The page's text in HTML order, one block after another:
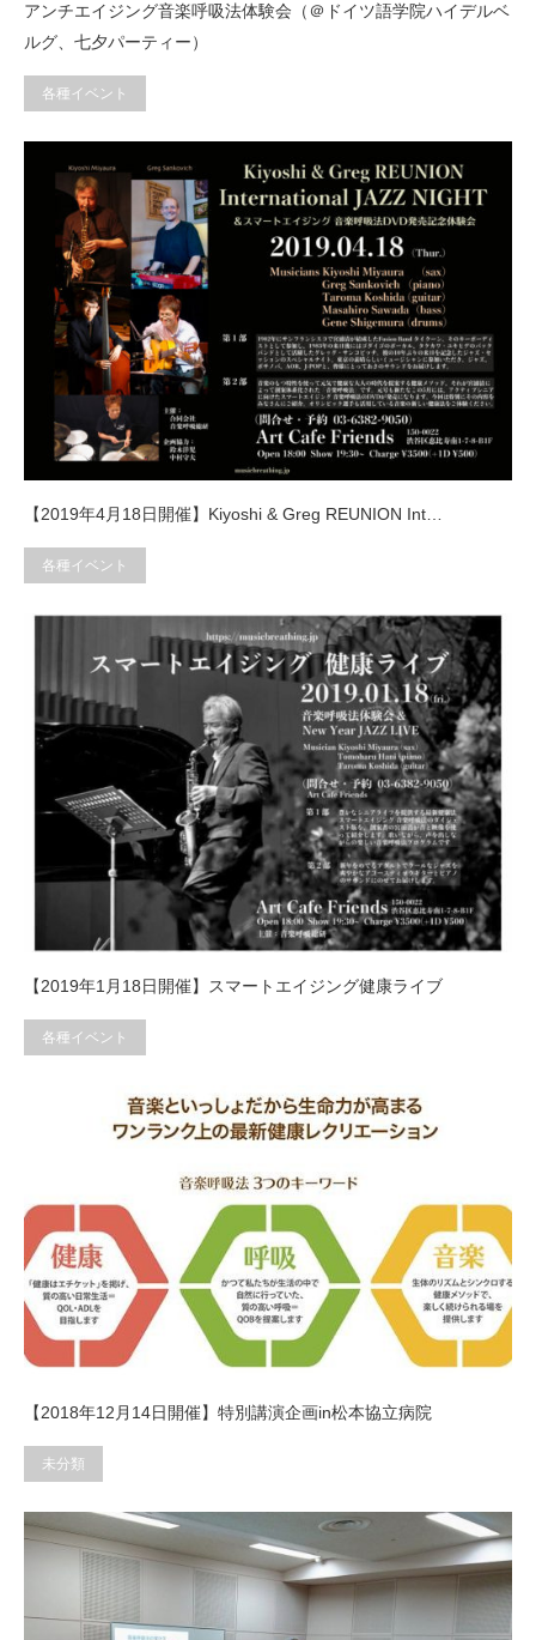
アンチエイジング音楽呼吸法体験会（＠ドイツ語学院ハイデルベ
ルグ、七夕パーティー）
各種イベント
【2019年4月18日開催】Kiyoshi & Greg REUNION Int…
各種イベント
【2019年1月18日開催】スマートエイジング健康ライブ
各種イベント
【2018年12月14日開催】特別講演企画in松本協立病院
未分類